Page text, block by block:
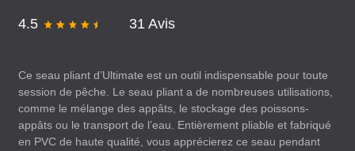
4.5 31 Avis
Ce seau pliant d’Ultimate est un outil indispensable pour toute
session de pêche. Le seau pliant a de nombreuses utilisations,
comme le mélange des appâts, le stockage des poissons-
appâts ou le transport de l’eau. Entièrement pliable et fabriqué
en PVC de haute qualité, vous apprécierez ce seau pendant